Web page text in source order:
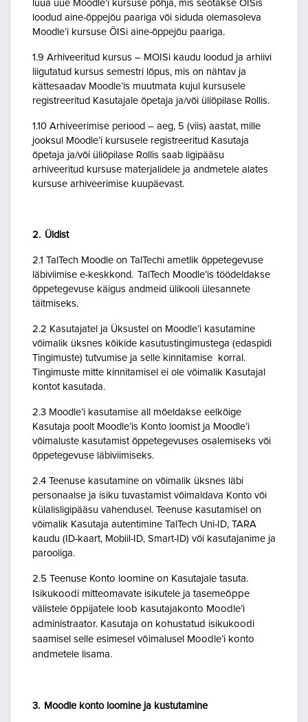
luua uue Moodle’i kursuse põhja, mis seotakse ÕISis
loodud aine-õppejõu paariga või siduda olemasoleva
Moodle’i kursuse ÕISi aine-õppejõu paariga.
1.9 Arhiveeritud kursus – MOISi kaudu loodud ja arhiivi
liigutatud kursus semestri lõpus, mis on nähtav ja
kättesaadav Moodle’is muutmata kujul kursusele
registreeritud Kasutajale õpetaja ja/või üliõpilase Rollis.
1.10 Arhiveerimise periood – aeg, 5 (viis) aastat, mille
jooksul Moodle’i kursusele registreeritud Kasutaja
õpetaja ja/või üliõpilase Rollis saab ligipääsu
arhiveeritud kursuse materjalidele ja andmetele alates
kursuse arhiveerimise kuupäevast.
2. Üldist
2.1 TalTech Moodle on TalTechi ametlik õppetegevuse
läbiviimise e-keskkond. TalTech Moodle’is töödeldakse
õppetegevuse käigus andmeid ülikooli ülesannete
täitmiseks.
2.2 Kasutajatel ja Üksustel on Moodle’i kasutamine
võimalik üksnes kõikide kasutustingimustega (edaspidi
Tingimuste) tutvumise ja selle kinnitamise korral.
Tingimuste mitte kinnitamisel ei ole võimalik Kasutajal
kontot kasutada.
2.3 Moodle’i kasutamise all mõeldakse eelkõige
Kasutaja poolt Moodle’is Konto loomist ja Moodle’i
võimaluste kasutamist õppetegevuses osalemiseks või
õppetegevuse läbiviimiseks.
2.4 Teenuse kasutamine on võimalik üksnes läbi
personaalse ja isiku tuvastamist võimaldava Konto või
külalisligipääsu vahendusel. Teenuse kasutamisel on
võimalik Kasutaja autentimine TalTech Uni-ID, TARA
kaudu (ID-kaart, Mobiil-ID, Smart-ID) või kasutajanime ja
parooliga.
2.5 Teenuse Konto loomine on Kasutajale tasuta.
Isikukoodi mitteomavate isikutele ja tasemeõppe
välistele õppijatele loob kasutajakonto Moodle’i
administraator. Kasutaja on kohustatud isikukoodi
saamisel selle esimesel võimalusel Moodle’i konto
andmetele lisama.
3. Moodle konto loomine ja kustutamine